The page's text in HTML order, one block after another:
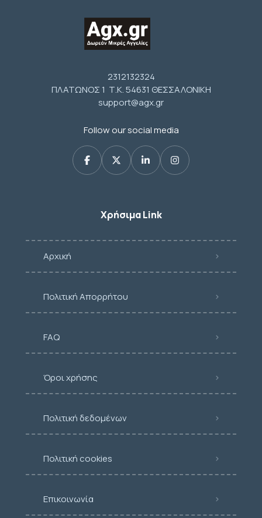
2312132324
ΠΛΑΤΩΝΟΣ 1 Τ.Κ. 54631 ΘΕΣΣΑΛΟΝΙΚΗ
support@agx.gr
Follow our social media
Χρήσιμα Link
Αρχική
Πολιτική Απορρήτου
FAQ
Όροι χρήσης
Πολιτική δεδομένων
Πολιτική cookies
Επικοινωνία